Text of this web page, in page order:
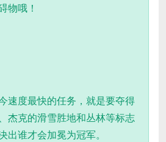
物哦！
速度最快的任务，就是要夺得
杰克的滑雪胜地和丛林等标志
出谁才会加冕为冠军。